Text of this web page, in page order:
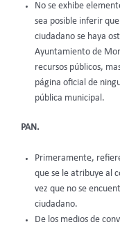
No se exhibe
sea posible inferir
ciudadano se haya
Ayuntamiento de
recursos públicos,
página oficial de
pública municipal.
PAN.
Primeramente,
que se le atribuye al
vez que no se
ciudadano.
De los medios de